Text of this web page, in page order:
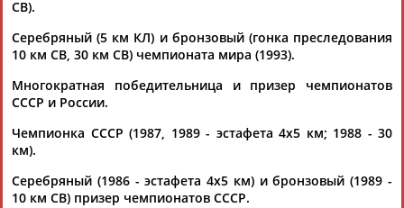
(Проект:
Санкт-Петербург в пятницу примет от Грозного огонь
...этапе эстафеты примут участие известные спортсмены
Любовь Егорова
(Проект:Информационное агентство СТАДИОН)
25.10.2018
ЧЕТЫРЕ ЧЕТВЕРТИ ПУТИ
...но все-таки впечатляют. Александр Попов, Евгений
СВ).
Серебряный (5 км КЛ) и бронзовый (гонка преследования
10 км СВ, 30 км СВ) чемпионата мира (1993).
Многократная победительница и призер чемпионатов
СССР и России.
Чемпионка СССР (1987, 1989 - эстафета 4х5 км; 1988 - 30
км).
Серебряный (1986 - эстафета 4х5 км) и бронзовый (1989 -
10 км СВ) призер чемпионатов СССР.